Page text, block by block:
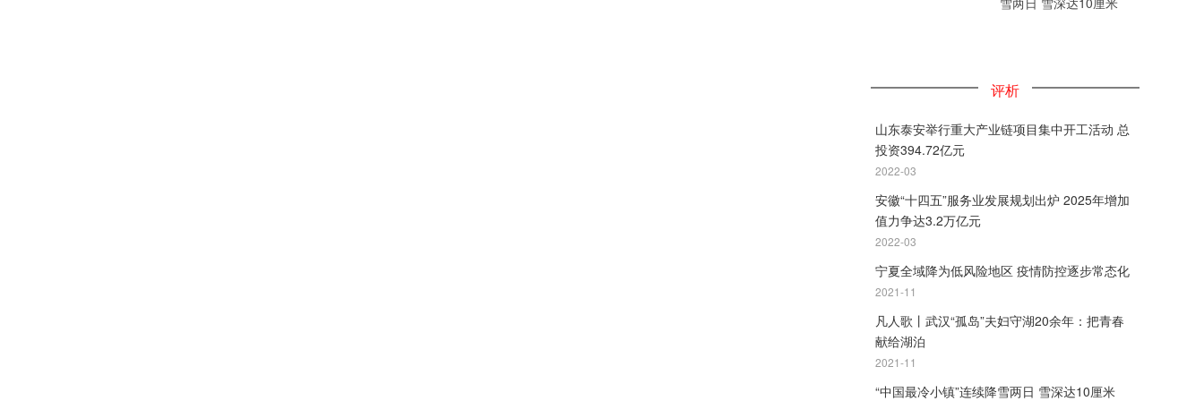
评析
山东泰安举行重大产业链项目集中开工活动 总
投资394.72亿元
2022-03
安徽“十四五”服务业发展规划出炉 2025年增加
值力争达3.2万亿元
2022-03
宁夏全域降为低风险地区 疫情防控逐步常态化
2021-11
凡人歌丨武汉“孤岛”夫妇守湖20余年：把青春
献给湖泊
2021-11
“中国最冷小镇”连续降雪两日 雪深达10厘米